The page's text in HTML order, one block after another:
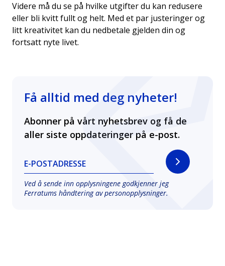
Videre må du se på hvilke utgifter du kan redusere
eller bli kvitt fullt og helt. Med et par justeringer og
litt kreativitet kan du nedbetale gjelden din og
fortsatt nyte livet.
Få alltid med deg nyheter!
Abonner på vårt nyhetsbrev og få de
aller siste oppdateringer på e-post.
E-POSTADRESSE
Ved å sende inn opplysningene godkjenner jeg
Ferratums håndtering avpersonopplysninger.